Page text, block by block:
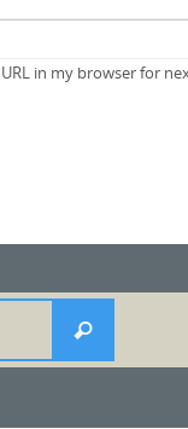
in my browser for
Recherche